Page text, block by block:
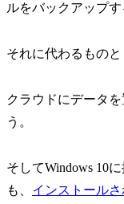
ルをバックアップ
それに代わるもの
クラウドにデータ
う。
そしてWindows 10
も、 インストール